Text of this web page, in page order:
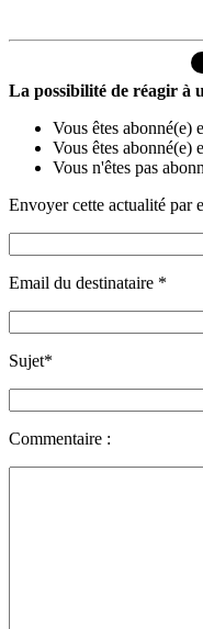
La possibilité de réagir à
Vous êtes abonné(e)
Vous êtes abonné(e)
Vous n'êtes pas
Envoyer cette actualité par
Email du destinataire *
Sujet*
Commentaire :